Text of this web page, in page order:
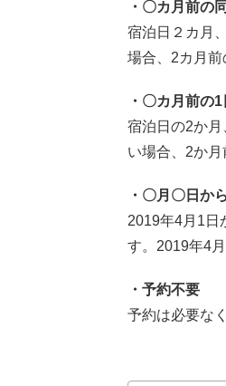
・〇カ月前の
宿泊日２カ月
場合、2カ月
・〇カ月前の
宿泊日の2か
い場合、2か
・〇月〇日か
2019年4月1日
す。2019年4
・予約不要
予約は必要な